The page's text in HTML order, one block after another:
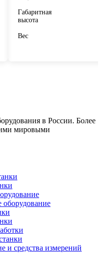
Габаритная
высота
Вес
в России. Более
мировыми
и средства измерений